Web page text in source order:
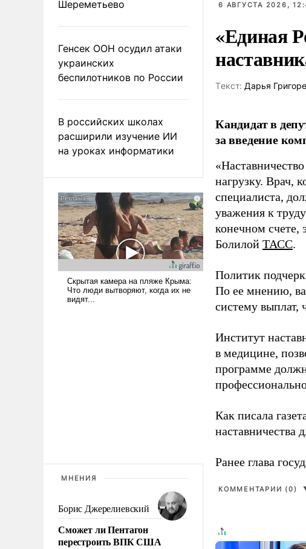
Шереметьево
Генсек ООН осудил атаки
украинских
беспилотников по России
В российских школах
расширили изучение ИИ
на уроках информатики
МНЕНИЯ
Борис Джерелиевский
Сможет ли Пентагон
перестроить ВПК США
6 АВГУСТА 2026,
«Единая
Tекст: Дарья
Кандидат в
за введение
нагрузку. Врач,
специалиста,
уважения к
конечном счете,
Болилой ТАСС.
Политик
По ее мнению,
систему выплат,
Институт
в медицине,
программе
Как писала
наставничества
Ранее глава
КОММЕНТАРИИ (0)